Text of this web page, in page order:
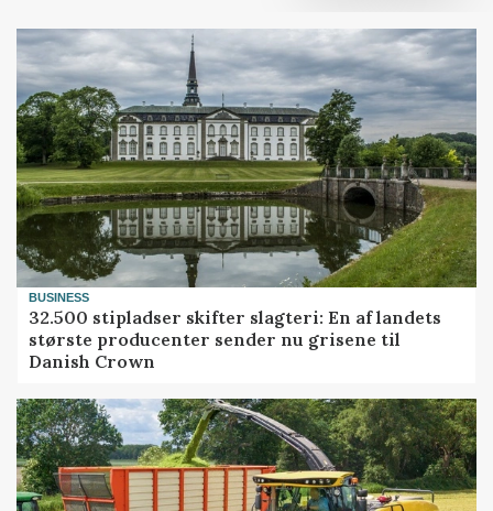
BUSINESS
32.500 stipladser skifter slagteri: En af landets
største producenter sender nu grisene til
Danish Crown